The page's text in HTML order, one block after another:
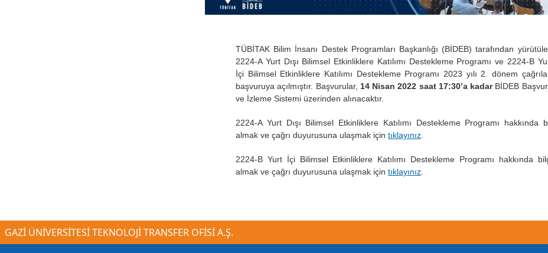
TÜBİTAK Bilim İnsanı Destek Programları Başkanlığı (BİDEB) tarafından
2224-A Yurt Dışı Bilimsel Etkinliklere Katılımı Destekleme Programı ve 2224-B
İçi Bilimsel Etkinliklere Katılımı Destekleme Programı 2023 yılı 2. dönem
başvuruya açılmıştır. Başvurular, 14 Nisan 2022 saat 17:30’a kadar BİDEB
ve İzleme Sistemi üzerinden alınacaktır.
2224-A Yurt Dışı Bilimsel Etkinliklere Katılımı Destekleme Programı hakkında
almak ve çağrı duyurusuna ulaşmak için tıklayınız
2224-B Yurt İçi Bilimsel Etkinliklere Katılımı Destekleme Programı hakkında
almak ve çağrı duyurusuna ulaşmak için tıklayınız
GAZİ ÜNİVERSİTESİ TEKNOLOJİ TRANSFER OFİSİ A.Ş.